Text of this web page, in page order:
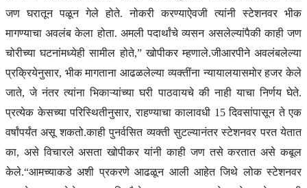
जण घरातून पळून गेले होते. नोकरी करण्याऐवजी त्यांनी स्टेशनवर भीक
मागण्याचा अवलंब केला होता. अमली पदार्थांचे व्यसन असलेल्यांपैकी काही जण
चोरीच्या घटनांमध्येही सामील होते,” खोपीकर म्हणाले.जीआरपीने अवलंबलेल्या
प्रक्रियेनुसार, भीक मागताना आढळलेल्या व्यक्तींना न्यायालयासमोर हजर केले
जाते, जे नंतर त्यांना भिकाऱ्यांच्या घरी पाठवायचे की नाही याचा निर्णय घेते.
प्रत्येक केसच्या परिस्थितीनुसार, राहण्याचा कालावधी 15 दिवसांपासून ते एक
वर्षांपर्यंत असू शकतो.काही पुनर्वसित व्यक्ती सुटल्यानंतर स्टेशनवर परत येतात
का, असे विचारले असता खोपीकर यांनी काही जण तसे करतात असे कबूल
केले.“आमच्याकडे अशी प्रकरणे आढळून आली आहेत जिथे लोक स्टेशनवर